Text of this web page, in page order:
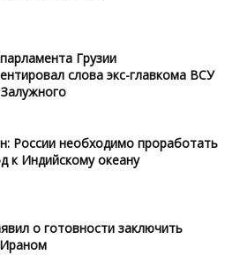
Грузии
слова экс-главкома ВСУ
России необходимо проработать
к Индийскому океану
о готовности заключить
Ираном